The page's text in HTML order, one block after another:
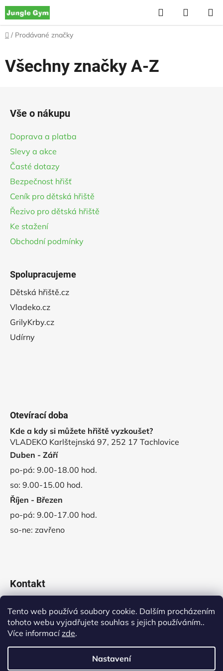
Tento web používá soubory cookie. Dalším procházením
tohoto webu vyjadřujete souhlas s jejich používáním..
Více informacízde.
Nastavení
Přejít
na
obsah
Hledat
KOŠÍK
Domů
/ Prodávané značky
Všechny značky A-Z
Vše o nákupu
Doprava a platba
Slevy a akce
Časté dotazy
Bezpečnost hřišť
Ceník pro dětská hřiště
Řezivo pro dětská hřiště
Ke stažení
Obchodní podmínky
Spolupracujeme
Dětská hřiště.cz
Vladeko.cz
GrilyKrby.cz
Udírny
Otevírací doba
Kde a kdy si můžete hřiště vyzkoušet?
VLADEKO Karlštejnská 97, 252 17 Tachlovice
Duben - Září
po-pá: 9.00-18.00 hod.
so: 9.00-15.00 hod.
Říjen - Březen
po-pá: 9.00-17.00 hod.
so-ne: zavřeno
Kontakt
obchod@vladeko.cz
+420 311 678 445